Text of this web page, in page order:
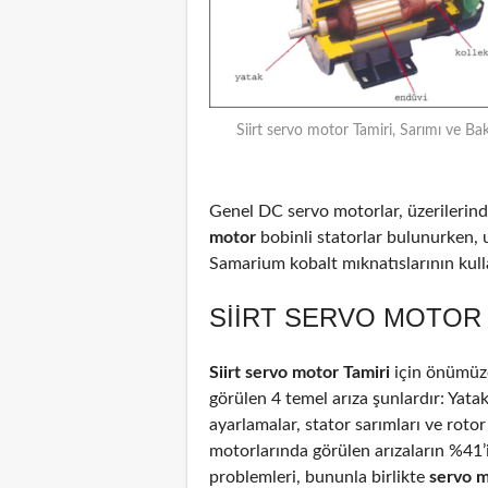
Siirt servo motor Tamiri, Sarımı ve
Genel DC servo motorlar,
motor bobinli statorlar bulunurken,
Samarium kobalt mıknatıslarının
SIIRT SERVO
Siirt servo motor Tamiri için
görülen 4 temel arıza şunlardır:
ayarlamalar, stator sarımları ve
motorlarında görülen arızaların
problemleri, bununla birlikte servo